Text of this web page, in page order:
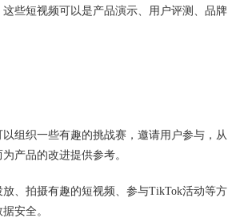
些短视频可以是产品演示、用户评测、品牌
组织一些有趣的挑战赛，邀请用户参与，从
产品的改进提供参考。
、拍摄有趣的短视频、参与TikTok活动等方
安全。